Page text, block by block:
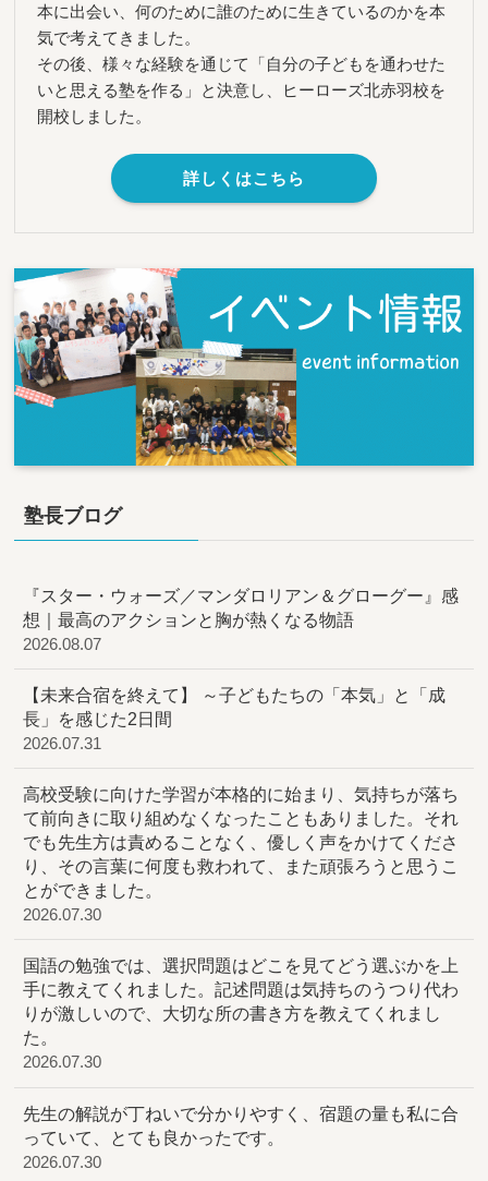
本に出会い、何のために誰のために生きているのかを本
気で考えてきました。
その後、様々な経験を通じて「自分の子どもを通わせた
いと思える塾を作る」と決意し、ヒーローズ北赤羽校を
開校しました。
詳しくはこちら
塾長ブログ
『スター・ウォーズ／マンダロリアン＆グローグー』感
想｜最高のアクションと胸が熱くなる物語
2026.08.07
【未来合宿を終えて】 ～子どもたちの「本気」と「成
長」を感じた2日間
2026.07.31
高校受験に向けた学習が本格的に始まり、気持ちが落ち
て前向きに取り組めなくなったこともありました。それ
でも先生方は責めることなく、優しく声をかけてくださ
り、その言葉に何度も救われて、また頑張ろうと思うこ
とができました。
2026.07.30
国語の勉強では、選択問題はどこを見てどう選ぶかを上
手に教えてくれました。記述問題は気持ちのうつり代わ
りが激しいので、大切な所の書き方を教えてくれまし
た。
2026.07.30
先生の解説が丁ねいで分かりやすく、宿題の量も私に合
っていて、とても良かったです。
2026.07.30